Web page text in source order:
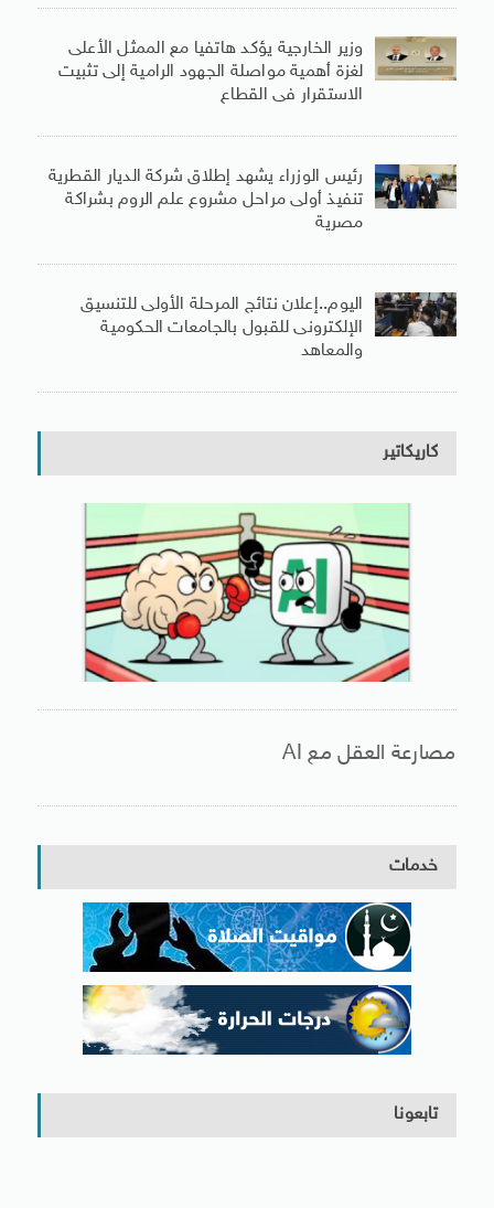
وزير الخارجية يؤكد هاتفيا مع الممثل الأعلى
لغزة أهمية مواصلة الجهود الرامية إلى تثبيت
الاستقرار فى القطاع
رئيس الوزراء يشهد إطلاق شركة الديار القطرية
تنفيذ أولى مراحل مشروع علم الروم بشراكة
مصرية
اليوم..إعلان نتائج المرحلة الأولى للتنسيق
الإلكترونى للقبول بالجامعات الحكومية
والمعاهد
كاريكاتير
مصارعة العقل مع AI
خدمات
تابعونا